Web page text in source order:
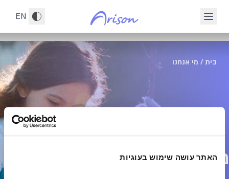
האתר עושה שימוש בעוגיות
EN
בית / מי אנחנו
מי אנחנו